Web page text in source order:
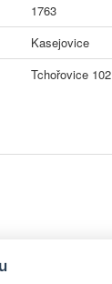
1763
Kasejovice
Tchořovice 102